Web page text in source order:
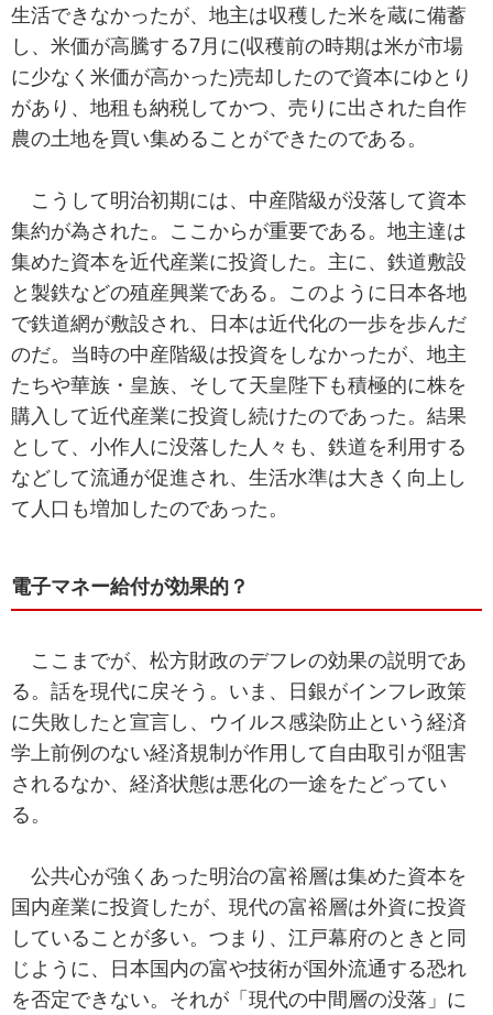
生活できなかったが、地主は収穫した米を蔵に備蓄
し、米価が高騰する7月に(収穫前の時期は米が市場
に少なく米価が高かった)売却したので資本にゆとり
があり、地租も納税してかつ、売りに出された自作
農の土地を買い集めることができたのである。
こうして明治初期には、中産階級が没落して資本
集約が為された。ここからが重要である。地主達は
集めた資本を近代産業に投資した。主に、鉄道敷設
と製鉄などの殖産興業である。このように日本各地
で鉄道網が敷設され、日本は近代化の一歩を歩んだ
のだ。当時の中産階級は投資をしなかったが、地主
たちや華族・皇族、そして天皇陛下も積極的に株を
購入して近代産業に投資し続けたのであった。結果
として、小作人に没落した人々も、鉄道を利用する
などして流通が促進され、生活水準は大きく向上し
て人口も増加したのであった。
電子マネー給付が効果的？
ここまでが、松方財政のデフレの効果の説明であ
る。話を現代に戻そう。いま、日銀がインフレ政策
に失敗したと宣言し、ウイルス感染防止という経済
学上前例のない経済規制が作用して自由取引が阻害
されるなか、経済状態は悪化の一途をたどってい
る。
公共心が強くあった明治の富裕層は集めた資本を
国内産業に投資したが、現代の富裕層は外資に投資
していることが多い。つまり、江戸幕府のときと同
じように、日本国内の富や技術が国外流通する恐れ
を否定できない。それが「現代の中間層の没落」に